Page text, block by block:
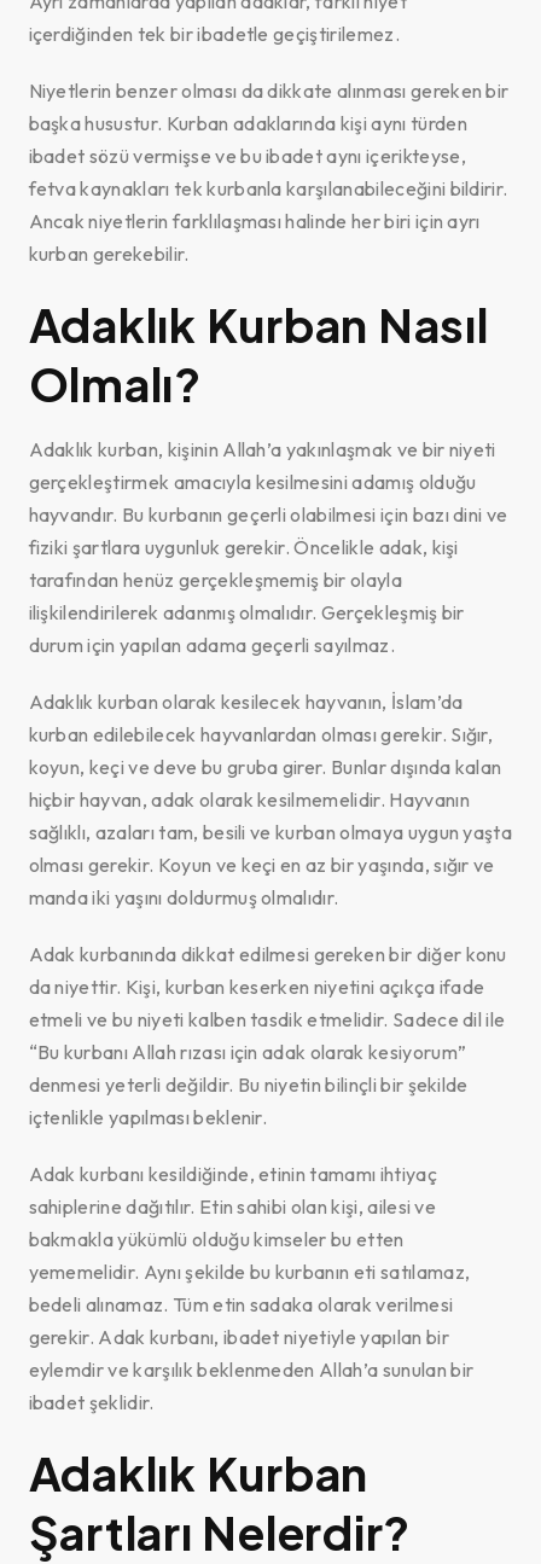
içerdiğinden tek bir ibadetle geçiştirilemez.
Niyetlerin benzer olması da dikkate alınması gereken bir
başka husustur. Kurban adaklarında kişi aynı türden
ibadet sözü vermişse ve bu ibadet aynı içerikteyse,
fetva kaynakları tek kurbanla karşılanabileceğini bildirir.
Ancak niyetlerin farklılaşması halinde her biri için ayrı
kurban gerekebilir.
Adaklık Kurban Nasıl
Olmalı?
Adaklık kurban, kişinin Allah’a yakınlaşmak ve bir niyeti
gerçekleştirmek amacıyla kesilmesini adamış olduğu
hayvandır. Bu kurbanın geçerli olabilmesi için bazı dini ve
fiziki şartlara uygunluk gerekir. Öncelikle adak, kişi
tarafından henüz gerçekleşmemiş bir olayla
ilişkilendirilerek adanmış olmalıdır. Gerçekleşmiş bir
durum için yapılan adama geçerli sayılmaz.
Adaklık kurban olarak kesilecek hayvanın, İslam’da
kurban edilebilecek hayvanlardan olması gerekir. Sığır,
koyun, keçi ve deve bu gruba girer. Bunlar dışında kalan
hiçbir hayvan, adak olarak kesilmemelidir. Hayvanın
sağlıklı, azaları tam, besili ve kurban olmaya uygun yaşta
olması gerekir. Koyun ve keçi en az bir yaşında, sığır ve
manda iki yaşını doldurmuş olmalıdır.
Adak kurbanında dikkat edilmesi gereken bir diğer konu
da niyettir. Kişi, kurban keserken niyetini açıkça ifade
etmeli ve bu niyeti kalben tasdik etmelidir. Sadece dil ile
“Bu kurbanı Allah rızası için adak olarak kesiyorum”
denmesi yeterli değildir. Bu niyetin bilinçli bir şekilde
içtenlikle yapılması beklenir.
Adak kurbanı kesildiğinde, etinin tamamı ihtiyaç
sahiplerine dağıtılır. Etin sahibi olan kişi, ailesi ve
bakmakla yükümlü olduğu kimseler bu etten
yememelidir. Aynı şekilde bu kurbanın eti satılamaz,
bedeli alınamaz. Tüm etin sadaka olarak verilmesi
gerekir. Adak kurbanı, ibadet niyetiyle yapılan bir
eylemdir ve karşılık beklenmeden Allah’a sunulan bir
ibadet şeklidir.
Adaklık Kurban
Şartları Nelerdir?